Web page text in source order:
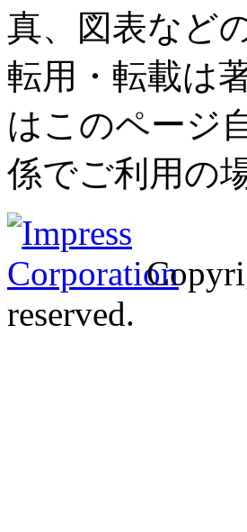
真、図表など
転用・転載は
はこのページ
係でご利用の
reserved.